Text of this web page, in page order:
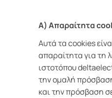
A) Απαραίτητα
Αυτά τα cookies
απαραίτητα για τη
ιστοτόπου
την ομαλή
και την πρόσβαση